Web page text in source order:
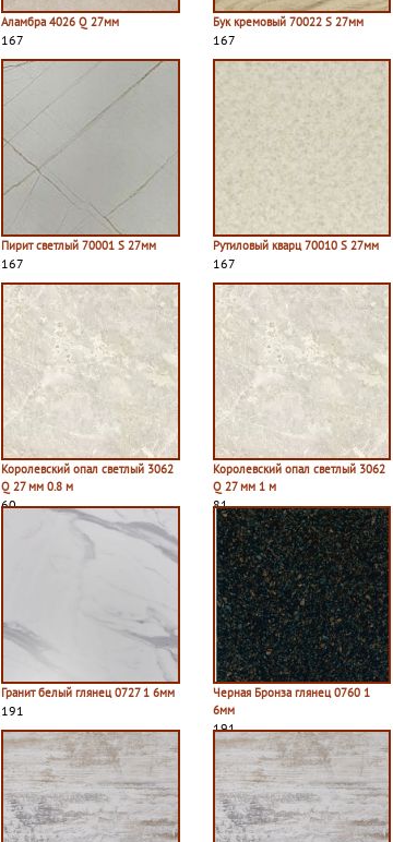
Аламбра 4026 Q 27мм
167
Бук кремовый 70022 S 27мм
167
Пирит светлый 70001 S 27мм
167
Рутиловый кварц 70010 S 27мм
167
Королевский опал светлый 3062
Q 27 мм 0.8 м
60
Королевский опал светлый 3062
Q 27 мм 1 м
81
Гранит белый глянец 0727 1 6мм
191
Черная Бронза глянец 0760 1
6мм
191